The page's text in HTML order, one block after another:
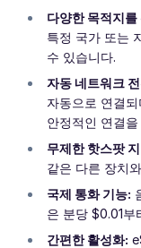
다양한 목적지
특정 국가 또는
수 있습니다.
자동 네트워크
자동으로 연결
안정적인 연결
무제한 핫스팟
같은 다른 장치
국제 통화 기능:
은 분당 $0.01부
간편한 활성화: